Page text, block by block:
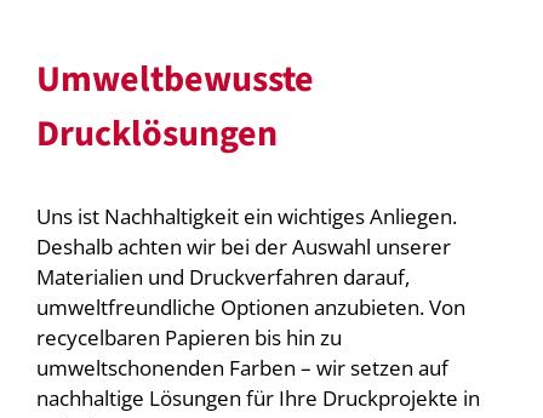
Umweltbewusste
Drucklösungen
Uns ist Nachhaltigkeit ein wichtiges Anliegen.
Deshalb achten wir bei der Auswahl unserer
Materialien und Druckverfahren darauf,
umweltfreundliche Optionen anzubieten. Von
recycelbaren Papieren bis hin zu
umweltschonenden Farben – wir setzen auf
nachhaltige Lösungen für Ihre Druckprojekte in